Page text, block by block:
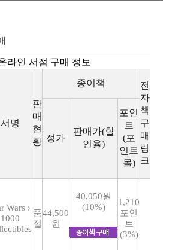
라인 서점 구매 정보
서명
판
매
현
황
종이책
전
자
책
구
매
링
크
정가
판매가(할
인율)
포인
트
(포
인트
몰)
Wars :
1000
품
절
44,500
원
40,050원
(10%)
1,210
포인
트
(3%)